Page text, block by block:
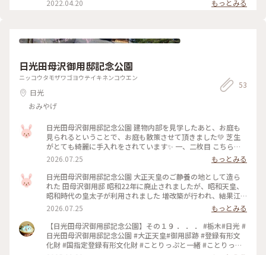
畑で醸造場で元気にがんばっています。 1杯のワインが、心豊
や辛口の白は飲みますが まだ赤ワインの飲み方を知らない🤣
昼、雑な弁当🤣とは天地の差✨ 沢山のお野菜を様々なサラダで
ら🥹💡と 思ったほど😅 いや、ほら、カラーに見えません❓ね❓
✳︎ 静かな住宅地の奥に佇むワイナリー
春風通り抜けるテラス席は 心の栄養補給もばっちりです👍✨
2022.04.20 もっとみる
日光田母沢御用邸記念公園
ニッコウタモザワゴヨウテイキネンコウエン
日光
おみやげ
53
日光田母沢御用邸記念公園 建物内部を見学したあと、お庭も
見られるということで、お庭も散策させて頂きました💚 芝生
がとても綺麗に手入れをされています✨ 一、二枚目 こちらが
紀州徳川家江戸中屋敷を移築した建物になります❗️ 再建されて
170年も経っているのに、現存されているのが凄いですね✨ 三
枚目は、しだれ桜の木です🌸 とても大きな桜の木 春には、綺
麗な花を咲かせるのでしょうね🩷 こんな美しいお庭ですが、
こちらの庭に先週熊がでたようです🐻 自然が残っているから
でしょうか💦 今はいないことが確認さるているようです
が、これから行かれる方は、ホームページなど ご覧になられ
てから行かれた方がいいかもしれませんね😆 #ひみつの絶景 #
日光田母沢御用邸記念公園 #大正天皇 #庭 #日光 #栃木 #ひとり
旅
2026.07.25
もっとみる
日光田母沢御用邸記念公園 大正天皇のご静養の地として造ら
れた 田母沢御用邸 昭和22年に廃止されましたが、昭和天皇、
昭和時代の皇太子が利用されました 増改築が行われ、結果江
戸、明治、大正時代の建築様式が融合された美しい建物です✨
一枚目 大正天皇の御学問所 美しい庭を見ることができます🌳
こちらの建物は、紀州徳川家の江戸中屋敷として使われたもの
を移築しています。 紀州徳川家は、現在の赤坂御用地にありま
した。 3階建ての建物が、現在でも残っています‼️ 二、三枚目
は、明治時代に建てられたもの🏠️ 日光出身の実業家小林年保
2026.07.25
もっとみる
【日光田母沢御用邸記念公園】その１９ ． ． ． #栃木#日光 #
日光田母沢御用邸記念公園 #大正天皇#御用邸跡 #登録有形文
化財 #国指定登録有形文化財 #ことりっぷと一緒 #ことりっぷ